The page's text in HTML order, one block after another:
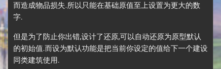
而造成物品损失.所以只能在基础原值至上设置为更大的数
字.
但是为了防止你出错,设计了还原,可以自动还原为原型默认
的初始值.而设为默认功能是把当前你设定的值给下一个建设
同类建筑使用.